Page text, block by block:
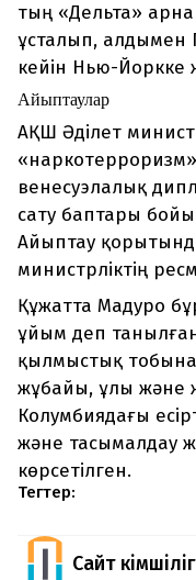
тың «Дельта»
ұсталып, алдымен
кейін Нью-Йоркке
Айыптаулар
АҚШ Әділет
венесуэлалық
сату баптары
Айыптау
министрліктің
Құжатта Мадуро
ұйым деп
қылмыстық тобына
жұбайы, ұлы және
Колумбиядағы
және тасымалдау
көрсетілген.
Тегтер:
Сайт